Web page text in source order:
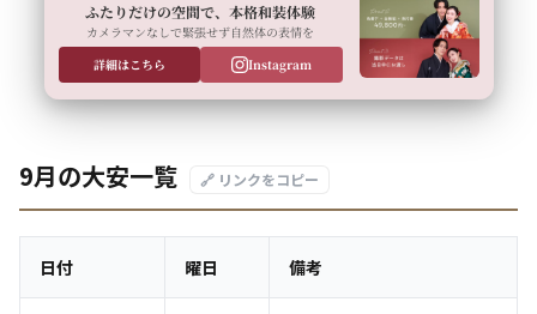
ふたりだけの空間で、本格和装体験
カメラマンなしで緊張せず自然体の表情を
詳細はこちら
Instagram
9月の大安一覧 🔗 リンクをコピー
日付 曜日 備考